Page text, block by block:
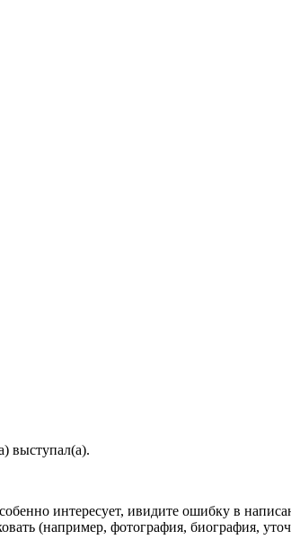
выступал(а).
интересует, ивидите ошибку в
(например, фотография, биография,